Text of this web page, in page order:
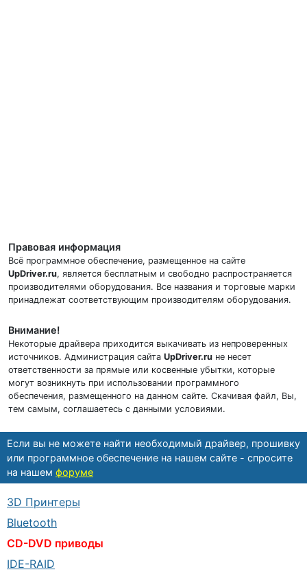
Правовая информация
Всё программное обеспечение, размещенное на сайте
UpDriver.ru, является бесплатным и свободно распространяется
производителями оборудования. Все названия и торговые марки
принадлежат соответствующим производителям оборудования.
Внимание!
Некоторые драйвера приходится выкачивать из непроверенных
источников. Администрация сайта UpDriver.ru не несет
ответственности за прямые или косвенные убытки, которые
могут возникнуть при использовании программного
обеспечения, размещенного на данном сайте. Скачивая файл, Вы,
тем самым, соглашаетесь с данными условиями.
Если вы не можете найти необходимый драйвер, прошивку
или программное обеспечение на нашем сайте - спросите
на нашем форуме
3D Принтеры
Bluetooth
CD-DVD приводы
IDE-RAID